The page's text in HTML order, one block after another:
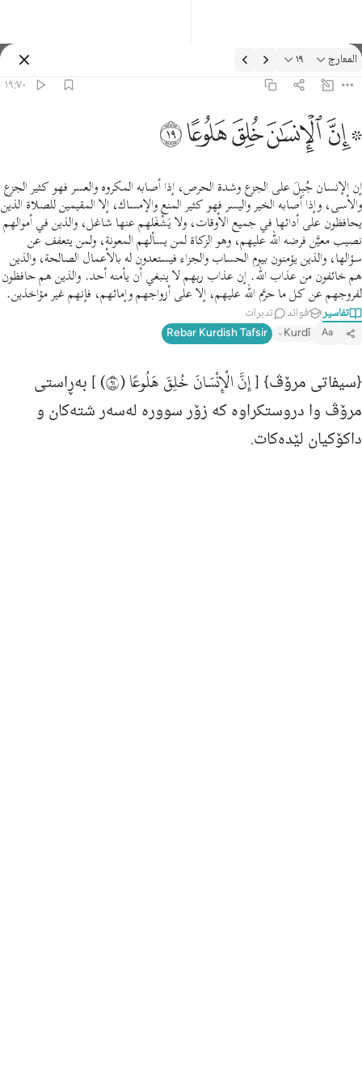
التفسير: المعارج ١٩:٧٠
المعارج ١٩
١٩:٧٠
۞ ان الانسان خلق هلوعا ١٩
۞ إِنَّ ٱلْإِنسَـٰنَ خُلِقَ هَلُوعًا ١٩
ﱪ ﱫﱬﱭﱮﱯ
إن الإنسان جُبِلَ على الجزع وشدة الحرص، إذا أصابه المكروه والعسر فهو كثير الجزع
والأسى، وإذا أصابه الخير واليسر فهو كثير المنع والإمساك، إلا المقيمين للصلاة الذين
يحافظون على أدائها في جميع الأوقات، ولا يَشْغَلهم عنها شاغل، والذين في أموالهم
نصيب معيَّن فرضه الله عليهم، وهو الزكاة لمن يسألهم المعونة، ولمن يتعفف عن
سؤالها، والذين يؤمنون بيوم الحساب والجزاء فيستعدون له بالأعمال الصالحة، والذين
هم خائفون من عذاب الله. إن عذاب ربهم لا ينبغي أن يأمنه أحد. والذين هم حافظون
لفروجهم عن كل ما حرَّم الله عليهم، إلا على أزواجهم وإمائهم، فإنهم غير مؤاخذين.
تفاسير فوائد تدبرات
Aa
Kurdî
Rebar Kurdish Tafsir
{سیفاتى مرۆڤ} [إِنَّ الْإِنْسَانَ خُلِقَ هَلُوعًا (١٩)
] به‌ڕاستی
مرۆڤ وا دروستكراوه‌ كه‌ زۆر سووره‌ له‌سه‌ر شته‌كان و
داكۆكیان لێده‌كات.